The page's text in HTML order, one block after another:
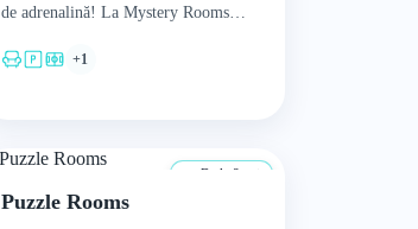
de adrenalină! La Mystery Rooms
casă, sau în grădină, și…
+1
De la 8 ani
Puzzle Rooms